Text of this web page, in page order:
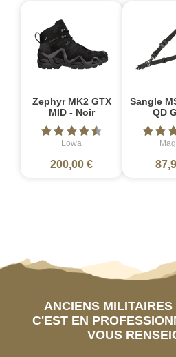
Zephyr MK2 GTX
MID - Noir
Lowa
200,00 €
Sangle
QD
ANCIENS
C'EST EN
VOUS